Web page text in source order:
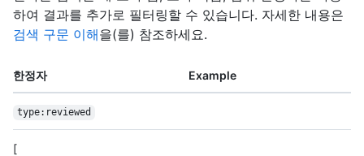
하여 결과를 추가로 필터링할 수 있습니다. 자세한 내용은
검색 구문 이해을(를) 참조하세요.
한정자 Example
type:reviewed
[